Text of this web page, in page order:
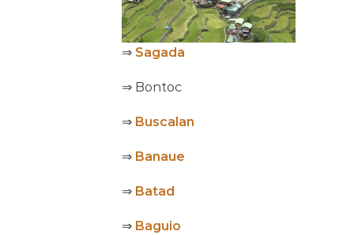
⇒ Sagada
⇒ Bontoc
⇒ Buscalan
⇒ Banaue
⇒ Batad
⇒ Baguio